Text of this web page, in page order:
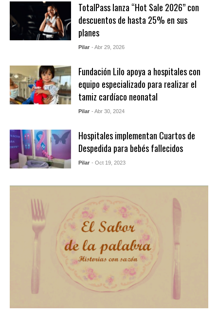
TotalPass lanza “Hot Sale 2026” con
descuentos de hasta 25% en sus
planes
Pilar - Abr 29, 2026
Fundación Lilo apoya a hospitales con
equipo especializado para realizar el
tamiz cardíaco neonatal
Pilar - Abr 30, 2024
Hospitales implementan Cuartos de
Despedida para bebés fallecidos
Pilar - Oct 19, 2023